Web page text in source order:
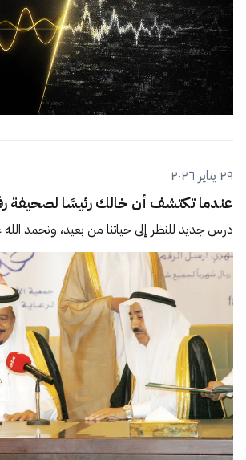
٢٩ يناير ٢٠٢٦
عندما تكتشف أن خالك رئيسًا لصحيفة
درس جديد للنظر إلى حياتنا من بعيد، ونحمد